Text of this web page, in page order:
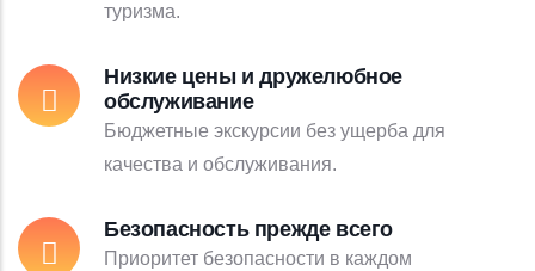
туризма.
Низкие цены и дружелюбное
обслуживание
Бюджетные экскурсии без ущерба для
качества и обслуживания.
Безопасность прежде всего
Приоритет безопасности в каждом